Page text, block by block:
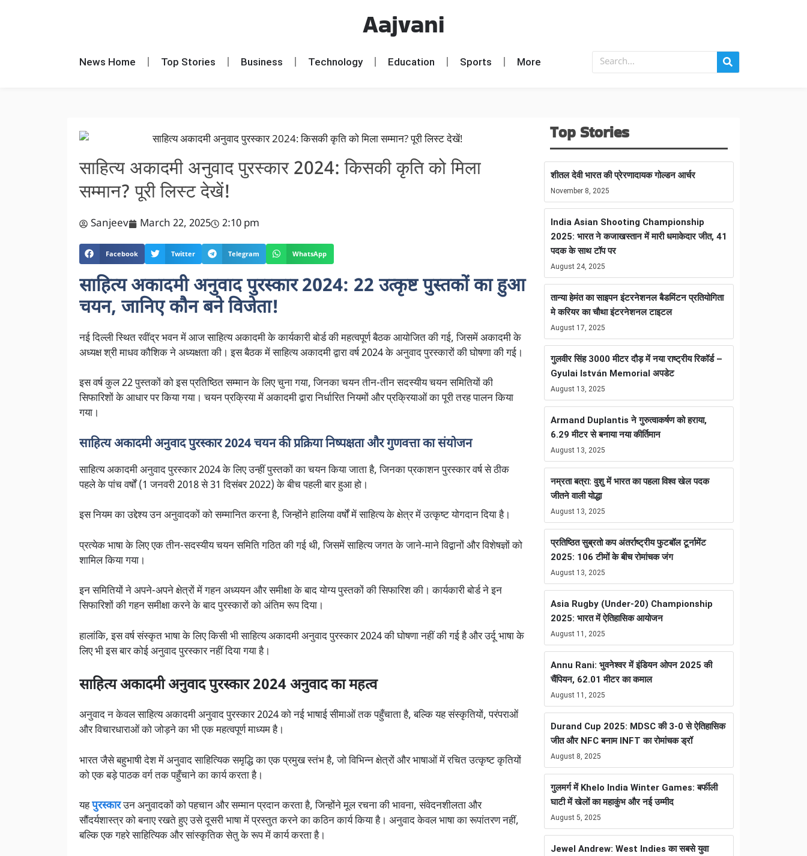
Aajvani
News Home Top Stories Business Technology Education Sports More
साहित्य अकादमी अनुवाद पुरस्कार 2024: किसकी कृति को मिला
सम्मान? पूरी लिस्ट देखें!
Sanjeev March 22, 2025 2:10 pm
Facebook Twitter Telegram WhatsApp
साहित्य अकादमी अनुवाद पुरस्कार 2024: 22 उत्कृष्ट पुस्तकों का हुआ
चयन, जानिए कौन बने विजेता!
नई दिल्ली स्थित रवींद्र भवन में आज साहित्य अकादमी के कार्यकारी बोर्ड की महत्वपूर्ण बैठक आयोजित की गई, जिसमें अकादमी के
अध्यक्ष श्री माधव कौशिक ने अध्यक्षता की। इस बैठक में साहित्य अकादमी द्वारा वर्ष 2024 के अनुवाद पुरस्कारों की घोषणा की गई।
इस वर्ष कुल 22 पुस्तकों को इस प्रतिष्ठित सम्मान के लिए चुना गया, जिनका चयन तीन-तीन सदस्यीय चयन समितियों की
सिफारिशों के आधार पर किया गया। चयन प्रक्रिया में अकादमी द्वारा निर्धारित नियमों और प्रक्रियाओं का पूरी तरह पालन किया
गया।
साहित्य अकादमी अनुवाद पुरस्कार 2024 चयन की प्रक्रिया निष्पक्षता और गुणवत्ता का संयोजन
साहित्य अकादमी अनुवाद पुरस्कार 2024 के लिए उन्हीं पुस्तकों का चयन किया जाता है, जिनका प्रकाशन पुरस्कार वर्ष से ठीक
पहले के पांच वर्षों (1 जनवरी 2018 से 31 दिसंबर 2022) के बीच पहली बार हुआ हो।
इस नियम का उद्देश्य उन अनुवादकों को सम्मानित करना है, जिन्होंने हालिया वर्षों में साहित्य के क्षेत्र में उत्कृष्ट योगदान दिया है।
प्रत्येक भाषा के लिए एक तीन-सदस्यीय चयन समिति गठित की गई थी, जिसमें साहित्य जगत के जाने-माने विद्वानों और विशेषज्ञों को
शामिल किया गया।
इन समितियों ने अपने-अपने क्षेत्रों में गहन अध्ययन और समीक्षा के बाद योग्य पुस्तकों की सिफारिश की। कार्यकारी बोर्ड ने इन
सिफारिशों की गहन समीक्षा करने के बाद पुरस्कारों को अंतिम रूप दिया।
हालांकि, इस वर्ष संस्कृत भाषा के लिए किसी भी साहित्य अकादमी अनुवाद पुरस्कार 2024 की घोषणा नहीं की गई है और उर्दू भाषा के
लिए भी इस बार कोई अनुवाद पुरस्कार नहीं दिया गया है।
साहित्य अकादमी अनुवाद पुरस्कार 2024 अनुवाद का महत्व
अनुवाद न केवल साहित्य अकादमी अनुवाद पुरस्कार 2024 को नई भाषाई सीमाओं तक पहुँचाता है, बल्कि यह संस्कृतियों, परंपराओं
और विचारधाराओं को जोड़ने का भी एक महत्वपूर्ण माध्यम है।
भारत जैसे बहुभाषी देश में अनुवाद साहित्यिक समृद्धि का एक प्रमुख स्तंभ है, जो विभिन्न क्षेत्रों और भाषाओं में रचित उत्कृष्ट कृतियों
को एक बड़े पाठक वर्ग तक पहुँचाने का कार्य करता है।
यहपुरस्कारउन अनुवादकों को पहचान और सम्मान प्रदान करता है, जिन्होंने मूल रचना की भावना, संवेदनशीलता और
सौंदर्यशास्त्र को बनाए रखते हुए उसे दूसरी भाषा में प्रस्तुत करने का कठिन कार्य किया है। अनुवाद केवल भाषा का रूपांतरण नहीं,
बल्कि एक गहरे साहित्यिक और सांस्कृतिक सेतु के रूप में कार्य करता है।
Top Stories
शीतल देवी भारत की प्रेरणादायक गोल्डन आर्चर
November 8, 2025
India Asian Shooting Championship
2025: भारत ने कजाखस्तान में मारी धमाकेदार जीत, 41
पदक के साथ टॉप पर
August 24, 2025
तान्या हेमंत का साइपन इंटरनेशनल बैडमिंटन प्रतियोगिता
मे करियर का चौथा इंटरनेशनल टाइटल
August 17, 2025
गुलवीर सिंह 3000 मीटर दौड़ में नया राष्ट्रीय रिकॉर्ड –
Gyulai István Memorial अपडेट
August 13, 2025
Armand Duplantis ने गुरुत्वाकर्षण को हराया,
6.29 मीटर से बनाया नया कीर्तिमान
August 13, 2025
नम्रता बत्रा: वुशु में भारत का पहला विश्व खेल पदक
जीतने वाली योद्धा
August 13, 2025
प्रतिष्ठित सुब्रतो कप अंतर्राष्ट्रीय फुटबॉल टूर्नामेंट
2025: 106 टीमों के बीच रोमांचक जंग
August 13, 2025
Asia Rugby (Under-20) Championship
2025: भारत में ऐतिहासिक आयोजन
August 11, 2025
Annu Rani: भुवनेश्वर में इंडियन ओपन 2025 की
चैंपियन, 62.01 मीटर का कमाल
August 11, 2025
Durand Cup 2025: MDSC की 3-0 से ऐतिहासिक
जीत और NFC बनाम INFT का रोमांचक ड्रॉ
August 8, 2025
गुलमर्ग में Khelo India Winter Games: बर्फीली
घाटी में खेलों का महाकुंभ और नई उम्मीद
August 5, 2025
Jewel Andrew: West Indies का सबसे युवा